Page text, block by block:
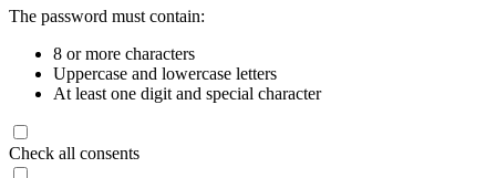
The password must contain:
8 or more characters
Uppercase and lowercase letters
At least one digit and special character
Check all consents